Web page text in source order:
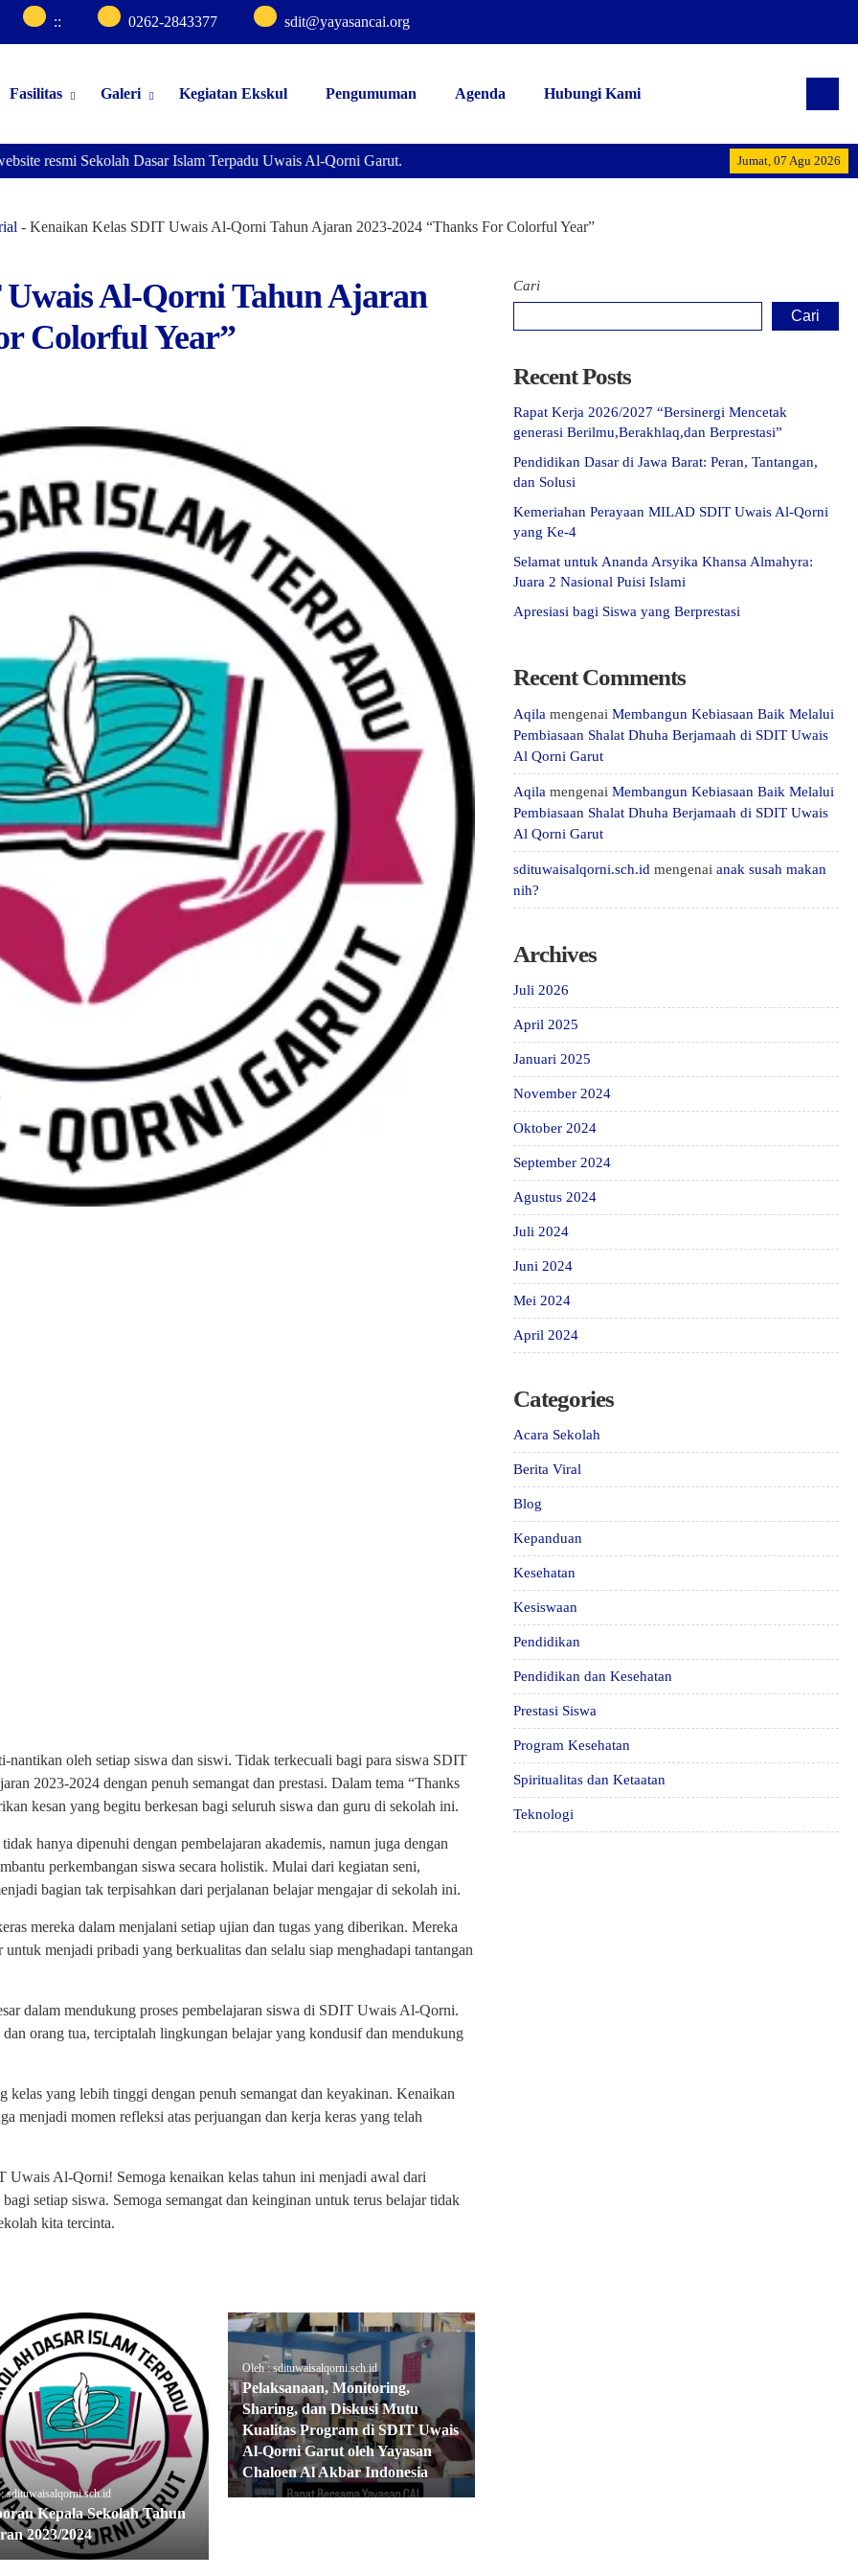
:: 0262-2843377 sdit@yayasancai.org
Fasilitas Galeri Kegiatan Ekskul Pengumuman Agenda Hubungi Kami
Jumat, 07 Agu 2026
Alhamdulillah
resmi Sekolah Dasar Islam Terpadu Uwais Al-Qorni Garut.
- Kenaikan Kelas SDIT Uwais Al-Qorni Tahun Ajaran 2023-2024 “Thanks For Colorful Year”
Al-Qorni Tahun Ajaran
Colorful Year”
nantikan oleh setiap siswa dan siswi. Tidak terkecuali bagi para siswa SDIT
2023-2024 dengan penuh semangat dan prestasi. Dalam tema “Thanks
kesan yang begitu berkesan bagi seluruh siswa dan guru di sekolah ini.
hanya dipenuhi dengan pembelajaran akademis, namun juga dengan
perkembangan siswa secara holistik. Mulai dari kegiatan seni,
bagian tak terpisahkan dari perjalanan belajar mengajar di sekolah ini.
mereka dalam menjalani setiap ujian dan tugas yang diberikan. Mereka
menjadi pribadi yang berkualitas dan selalu siap menghadapi tantangan
dalam mendukung proses pembelajaran siswa di SDIT Uwais Al-Qorni.
orang tua, terciptalah lingkungan belajar yang kondusif dan mendukung
kelas yang lebih tinggi dengan penuh semangat dan keyakinan. Kenaikan
menjadi momen refleksi atas perjuangan dan kerja keras yang telah
Uwais Al-Qorni! Semoga kenaikan kelas tahun ini menjadi awal dari
setiap siswa. Semoga semangat dan keinginan untuk terus belajar tidak
kita tercinta.
sdituwaisalqorni.sch.id
Kepala Sekolah Tahun
2023/2024
Oleh : sdituwaisalqorni.sch.id
Pelaksanaan, Monitoring,
Sharing, dan Diskusi Mutu
Kualitas Program di SDIT Uwais
Al-Qorni Garut oleh Yayasan
Chaloen Al Akbar Indonesia
Cari
Cari
Recent Posts
Rapat Kerja 2026/2027 “Bersinergi Mencetak
generasi Berilmu,Berakhlaq,dan Berprestasi”
Pendidikan Dasar di Jawa Barat: Peran, Tantangan,
dan Solusi
Kemeriahan Perayaan MILAD SDIT Uwais Al-Qorni
yang Ke-4
Selamat untuk Ananda Arsyika Khansa Almahyra:
Juara 2 Nasional Puisi Islami
Apresiasi bagi Siswa yang Berprestasi
Recent Comments
Aqila mengenai Membangun Kebiasaan Baik Melalui
Pembiasaan Shalat Dhuha Berjamaah di SDIT Uwais
Al Qorni Garut
Aqila mengenai Membangun Kebiasaan Baik Melalui
Pembiasaan Shalat Dhuha Berjamaah di SDIT Uwais
Al Qorni Garut
sdituwaisalqorni.sch.id mengenai anak susah makan
nih?
Archives
Juli 2026
April 2025
Januari 2025
November 2024
Oktober 2024
September 2024
Agustus 2024
Juli 2024
Juni 2024
Mei 2024
April 2024
Categories
Acara Sekolah
Berita Viral
Blog
Kepanduan
Kesehatan
Kesiswaan
Pendidikan
Pendidikan dan Kesehatan
Prestasi Siswa
Program Kesehatan
Spiritualitas dan Ketaatan
Teknologi